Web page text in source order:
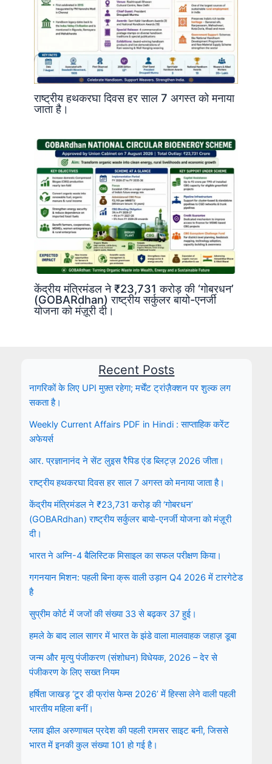
राष्ट्रीय हथकरघा दिवस हर साल 7 अगस्त को मनाया
जाता है।
केंद्रीय मंत्रिमंडल ने ₹23,731 करोड़ की ‘गोबरधन’
(GOBARdhan) राष्ट्रीय सर्कुलर बायो-एनर्जी
योजना को मंज़ूरी दी।
Recent Posts
नागरिकों के लिए UPI मुफ़्त रहेगा; मर्चेंट ट्रांज़ैक्शन पर शुल्क लग
सकता है।
Weekly Current Affairs PDF in Hindi : साप्ताहिक करेंट
अफेयर्स
आर. प्रज्ञानानंद ने सेंट लुइस रैपिड एंड ब्लिट्ज़ 2026 जीता।
राष्ट्रीय हथकरघा दिवस हर साल 7 अगस्त को मनाया जाता है।
केंद्रीय मंत्रिमंडल ने ₹23,731 करोड़ की ‘गोबरधन’
(GOBARdhan) राष्ट्रीय सर्कुलर बायो-एनर्जी योजना को मंज़ूरी
दी।
भारत ने अग्नि-4 बैलिस्टिक मिसाइल का सफल परीक्षण किया।
गगनयान मिशन: पहली बिना क्रू वाली उड़ान Q4 2026 में टारगेटेड
है
सुप्रीम कोर्ट में जजों की संख्या 33 से बढ़कर 37 हुई।
हमले के बाद लाल सागर में भारत के झंडे वाला मालवाहक जहाज़ डूबा
जन्म और मृत्यु पंजीकरण (संशोधन) विधेयक, 2026 – देर से
पंजीकरण के लिए सख्त नियम
हर्षिता जाखड़ ‘टूर डी फ्रांस फेम्स 2026’ में हिस्सा लेने वाली पहली
भारतीय महिला बनीं।
ग्लाव झील अरुणाचल प्रदेश की पहली रामसर साइट बनी, जिससे
भारत में इनकी कुल संख्या 101 हो गई है।